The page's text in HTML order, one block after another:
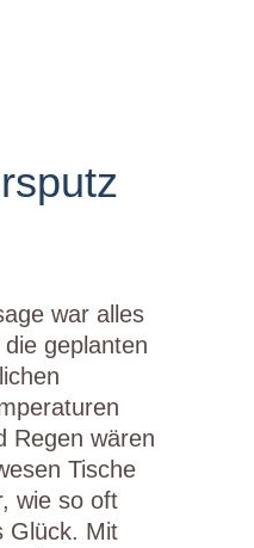
war alles
geplanten
Regen wären
Tische
wie so oft
Glück. Mit